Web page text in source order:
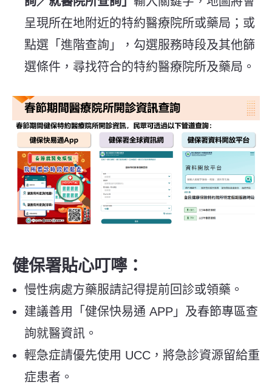
呈現所在地附近的特約醫療院所或藥局；或
點選「進階查詢」，勾選服務時段及其他篩
選條件，尋找符合的特約醫療院所及藥局。
健保署貼心叮嚀：
慢性病處方藥服請記得提前回診或領藥。
建議善用「健保快易通 APP」及春節專區查
詢就醫資訊。
輕急症請優先使用 UCC，將急診資源留給重
症患者。